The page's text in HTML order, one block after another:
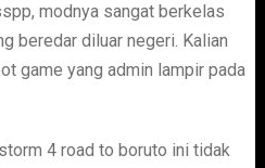
modnya sangat berkelas
beredar diluar negeri. Kalian
game yang admin lampir pada
4 road to boruto ini tidak